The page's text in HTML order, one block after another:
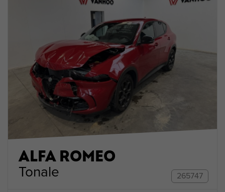
ALFA ROMEO
Tonale 265747